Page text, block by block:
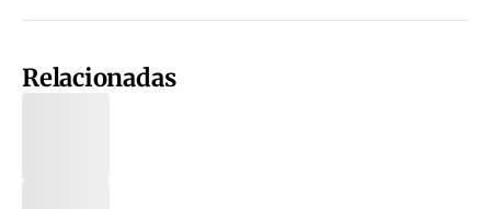
Relacionadas